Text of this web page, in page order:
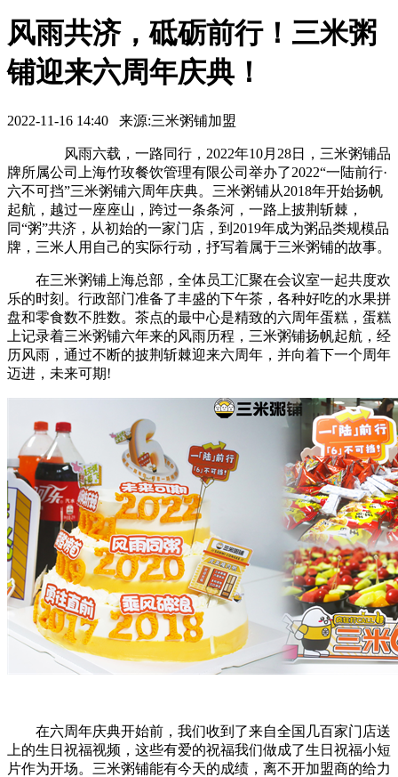
风雨共济，砥砺前行！三米粥
铺迎来六周年庆典！
2022-11-16 14:40 来源:三米粥铺加盟
风雨六载，一路同行，2022年10月28日，三米粥铺品
牌所属公司上海竹玫餐饮管理有限公司举办了2022“一陆前行·
六不可挡”三米粥铺六周年庆典。三米粥铺从2018年开始扬帆
起航，越过一座座山，跨过一条条河，一路上披荆斩棘，
同“粥”共济，从初始的一家门店，到2019年成为粥品类规模品
牌，三米人用自己的实际行动，抒写着属于三米粥铺的故事。
在三米粥铺上海总部，全体员工汇聚在会议室一起共度欢
乐的时刻。行政部门准备了丰盛的下午茶，各种好吃的水果拼
盘和零食数不胜数。茶点的最中心是精致的六周年蛋糕，蛋糕
上记录着三米粥铺六年来的风雨历程，三米粥铺扬帆起航，经
历风雨，通过不断的披荆斩棘迎来六周年，并向着下一个周年
迈进，未来可期!
在六周年庆典开始前，我们收到了来自全国几百家门店送
上的生日祝福视频，这些有爱的祝福我们做成了生日祝福小短
片作为开场。三米粥铺能有今天的成绩，离不开加盟商的给力